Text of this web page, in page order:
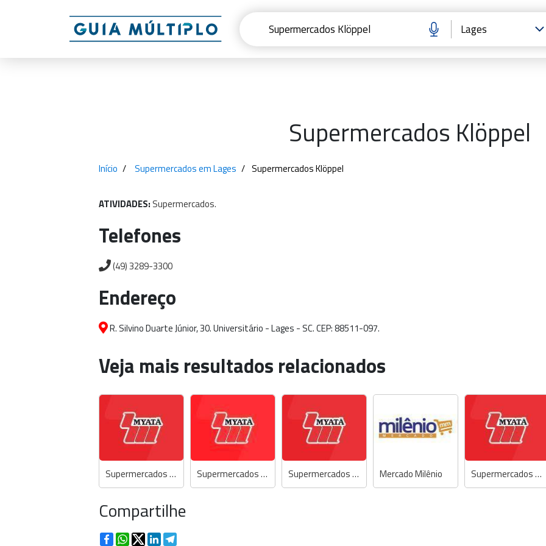
Supermercados Klöppel
Início Supermercados em Lages Supermercados Klöppel
ATIVIDADES: Supermercados.
Telefones
(49) 3289-3300
Endereço
R. Silvino Duarte Júnior, 30. Universitário - Lages - SC. CEP: 88511-097.
Veja mais resultados relacionados
Supermercados Myatã - Central de Atendimento Supermercados Myatã Supermercados Myatã Mercado Milênio Supermercados Myatã
Compartilhe
FacebookWhatsApp
TwitterLinkedIn